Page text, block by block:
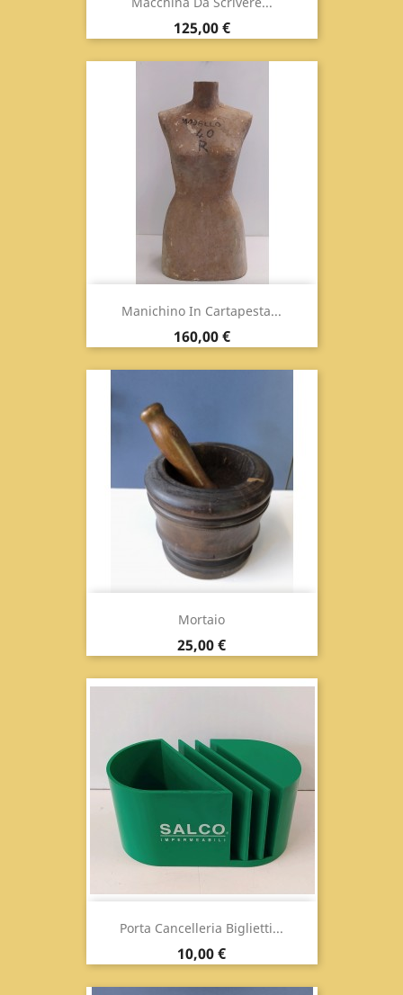
Prix
125,00 €
Manichino In Cartapesta...
Prix
160,00 €
Mortaio
Prix
25,00 €
Porta Cancelleria Biglietti...
Prix
10,00 €